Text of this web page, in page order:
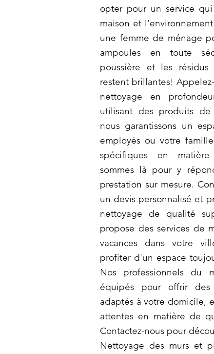
opter pour un service
maison et
une femme de ménage
ampoules en toute
poussière et les
restent brillantes!
nettoyage en
utilisant des produits de
nous garantissons un
employés ou votre
spécifiques en
sommes là pour y
prestation sur mesure.
un devis personnalisé et
nettoyage de qualité
propose des services de
vacances dans votre
profiter d'un espace
Nos professionnels du
équipés pour offrir des
adaptés à votre domicile,
attentes en matière de
Contactez-nous pour
Nettoyage des murs et